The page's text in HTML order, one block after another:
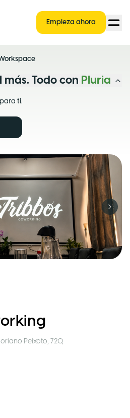
Empieza ahora
más. Todo con Pluria
ti.
Next
Peixoto, 720,